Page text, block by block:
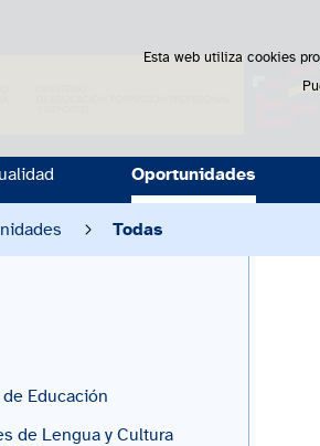
Esta web utiliza cookies
Oportunidades
Todas
Educación
de Lengua y Cultura